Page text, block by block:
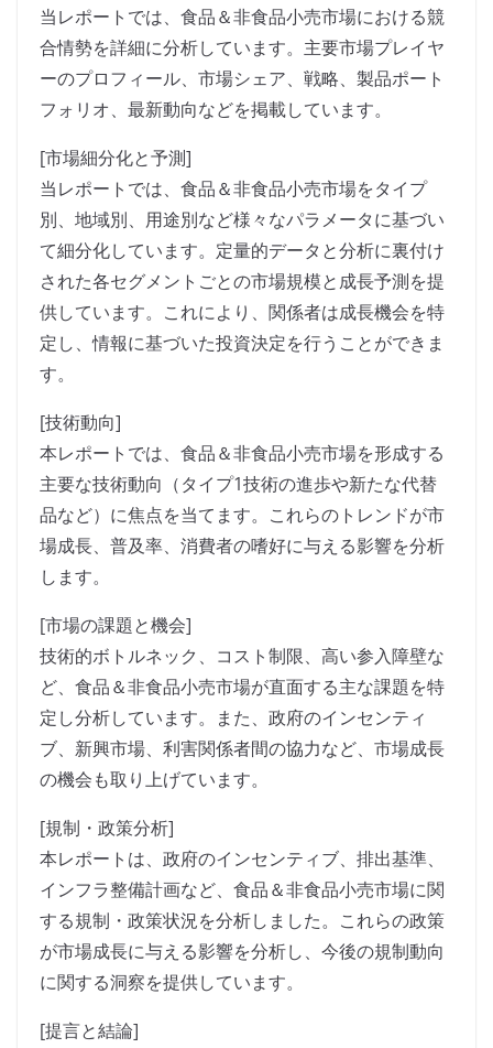
当レポートでは、食品＆非食品小売市場における競
合情勢を詳細に分析しています。主要市場プレイヤ
ーのプロフィール、市場シェア、戦略、製品ポート
フォリオ、最新動向などを掲載しています。
[市場細分化と予測]
当レポートでは、食品＆非食品小売市場をタイプ
別、地域別、用途別など様々なパラメータに基づい
て細分化しています。定量的データと分析に裏付け
された各セグメントごとの市場規模と成長予測を提
供しています。これにより、関係者は成長機会を特
定し、情報に基づいた投資決定を行うことができま
す。
[技術動向]
本レポートでは、食品＆非食品小売市場を形成する
主要な技術動向（タイプ1技術の進歩や新たな代替
品など）に焦点を当てます。これらのトレンドが市
場成長、普及率、消費者の嗜好に与える影響を分析
します。
[市場の課題と機会]
技術的ボトルネック、コスト制限、高い参入障壁な
ど、食品＆非食品小売市場が直面する主な課題を特
定し分析しています。また、政府のインセンティ
ブ、新興市場、利害関係者間の協力など、市場成長
の機会も取り上げています。
[規制・政策分析]
本レポートは、政府のインセンティブ、排出基準、
インフラ整備計画など、食品＆非食品小売市場に関
する規制・政策状況を分析しました。これらの政策
が市場成長に与える影響を分析し、今後の規制動向
に関する洞察を提供しています。
[提言と結論]